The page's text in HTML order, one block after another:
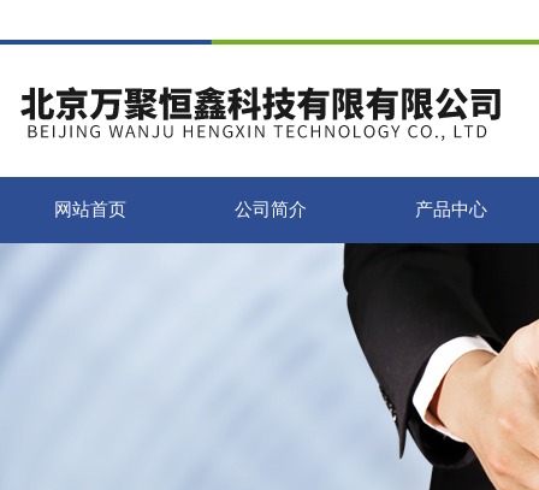
网站首页 公司简介 产品中心